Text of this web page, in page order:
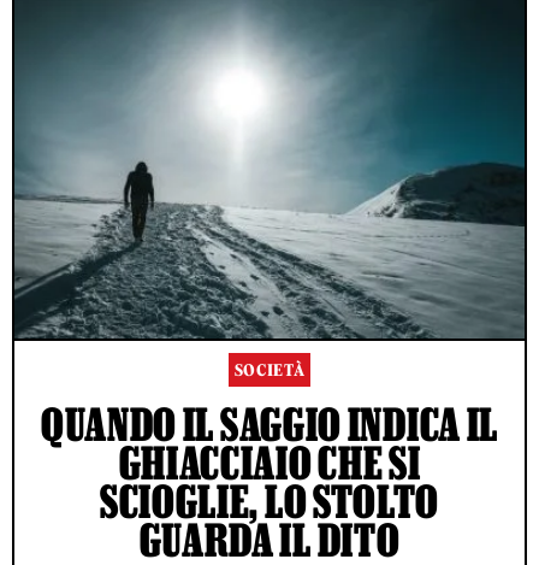
SOCIETÀ
QUANDO IL SAGGIO INDICA IL
GHIACCIAIO CHE SI
SCIOGLIE, LO STOLTO
GUARDA IL DITO